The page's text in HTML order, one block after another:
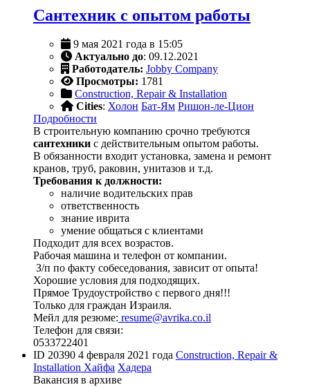
Сантехник с опытом работы
9 мая 2021 года в 15:05
Актуально до: 09.12.2021
Работодатель: Jobby Company
Просмотры: 1781
Construction, Repair & Installation
Cities: Холон Бат-Ям Ришон-ле-Цион
Подробности
В строительную компанию срочно требуются
сантехники с действительным опытом работы.
В обязанности входит установка, замена и ремонт
кранов, труб, раковин, унитазов и т.д.
Требования к должности:
наличие водительских прав
ответственность
знание иврита
умение общаться с клиентами
Подходит для всех возрастов.
Рабочая машина и телефон от компании.
З/п по факту собеседования, зависит от опыта!
Хорошие условия для подходящих.
Прямое Трудоустройство с первого дня!!!
Только для граждан Израиля.
Мейл для резюме: resume@avrika.co.il
Телефон для связи:
0533722401
ID 20390 4 февраля 2021 года Construction, Repair &
Installation Хайфа Хадера
Вакансия в архиве